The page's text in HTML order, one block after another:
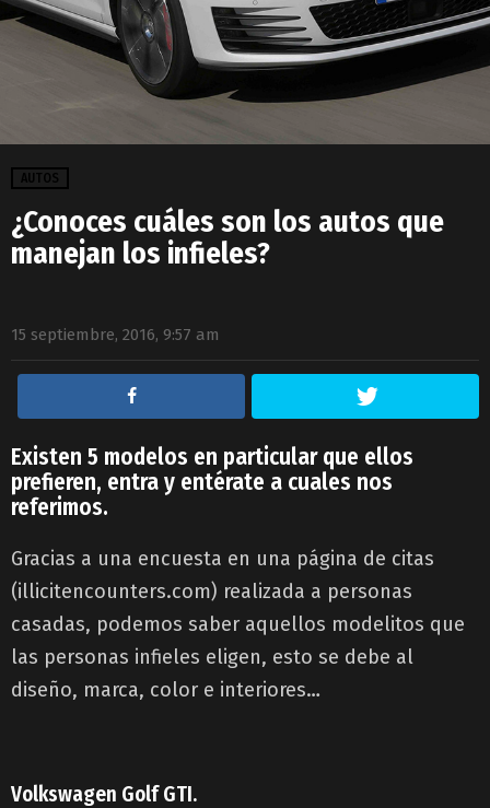
AUTOS
¿Conoces cuáles son los autos que
manejan los infieles?
15 septiembre, 2016, 9:57 am
Existen 5 modelos en particular que ellos
prefieren, entra y entérate a cuales nos
referimos.
Gracias a una encuesta en una página de citas
(illicitencounters.com) realizada a personas
casadas, podemos saber aquellos modelitos que
las personas infieles eligen, esto se debe al
diseño, marca, color e interiores…
Volkswagen Golf GTI.